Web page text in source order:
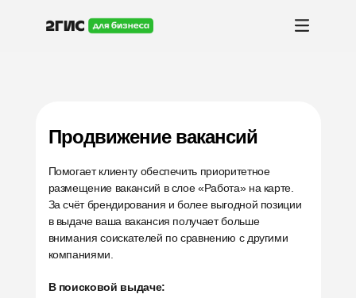
Продвижение вакансий
Помогает клиенту обеспечить приоритетное
размещение вакансий в слое «Работа» на карте.
За счёт брендирования и более выгодной позиции
в выдаче ваша вакансия получает больше
внимания соискателей по сравнению с другими
компаниями.
В поисковой выдаче: